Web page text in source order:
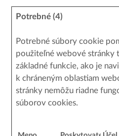
Potrebné (4)
Potrebné súbory cookie
použiteľné webové stránky
základné funkcie, ako je
k chráneným oblastiam
stránky nemôžu riadne
súborov cookies.